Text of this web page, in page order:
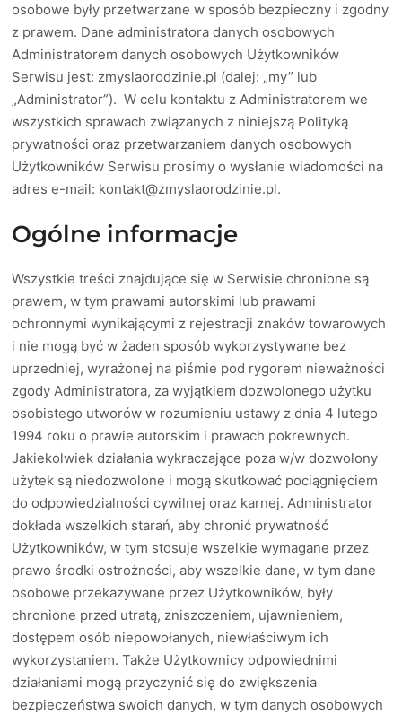
osobowe były przetwarzane w sposób bezpieczny i zgodny
z prawem. Dane administratora danych osobowych
Administratorem danych osobowych Użytkowników
Serwisu jest: zmyslaorodzinie.pl (dalej: „my” lub
„Administrator”). W celu kontaktu z Administratorem we
wszystkich sprawach związanych z niniejszą Polityką
prywatności oraz przetwarzaniem danych osobowych
Użytkowników Serwisu prosimy o wysłanie wiadomości na
adres e-mail: kontakt@zmyslaorodzinie.pl.
Ogólne informacje
Wszystkie treści znajdujące się w Serwisie chronione są
prawem, w tym prawami autorskimi lub prawami
ochronnymi wynikającymi z rejestracji znaków towarowych
i nie mogą być w żaden sposób wykorzystywane bez
uprzedniej, wyrażonej na piśmie pod rygorem nieważności
zgody Administratora, za wyjątkiem dozwolonego użytku
osobistego utworów w rozumieniu ustawy z dnia 4 lutego
1994 roku o prawie autorskim i prawach pokrewnych.
Jakiekolwiek działania wykraczające poza w/w dozwolony
użytek są niedozwolone i mogą skutkować pociągnięciem
do odpowiedzialności cywilnej oraz karnej. Administrator
dokłada wszelkich starań, aby chronić prywatność
Użytkowników, w tym stosuje wszelkie wymagane przez
prawo środki ostrożności, aby wszelkie dane, w tym dane
osobowe przekazywane przez Użytkowników, były
chronione przed utratą, zniszczeniem, ujawnieniem,
dostępem osób niepowołanych, niewłaściwym ich
wykorzystaniem. Także Użytkownicy odpowiednimi
działaniami mogą przyczynić się do zwiększenia
bezpieczeństwa swoich danych, w tym danych osobowych